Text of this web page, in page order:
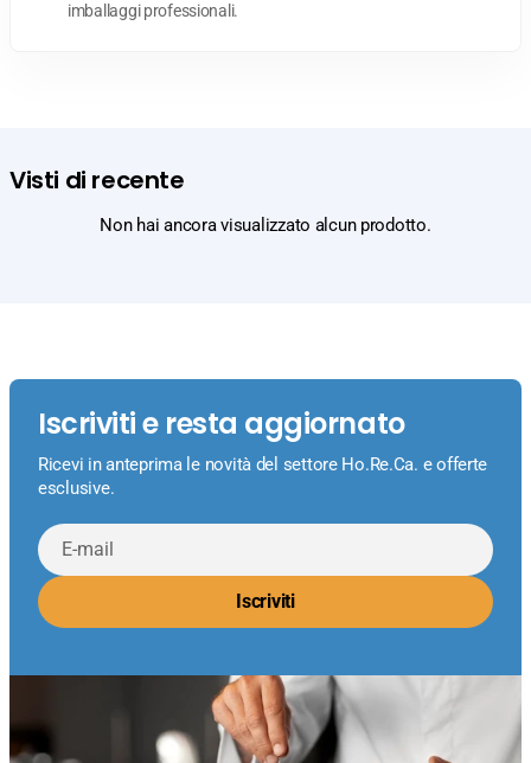
imballaggi professionali.
Visti di recente
Non hai ancora visualizzato alcun prodotto.
Iscriviti e resta aggiornato
Ricevi in anteprima le novità del settore Ho.Re.Ca. e offerte
esclusive.
E-
mail
Iscriviti